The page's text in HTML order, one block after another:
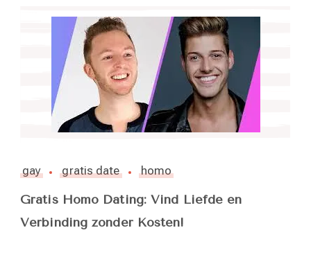
gay gratis date homo
Gratis Homo Dating: Vind Liefde en
Verbinding zonder Kosten!